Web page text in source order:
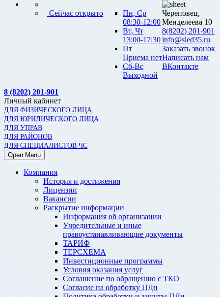
Сейчас открыто
Пн, Ср
08:30-12:00
Вт, Чт
13:00-17:30
Пт
Приема нет
Сб-Вс
Выходной
Череповец,
Менделеева 10
8(8202) 201-901
info@sled35.ru
Заказать звонок
Написать нам
ВКонтакте
8 (8202) 201-901
Личный кабинет
ДЛЯ ФИЗИЧЕСКОГО ЛИЦА
ДЛЯ ЮРИДИЧЕСКОГО ЛИЦА
ДЛЯ УПРАВ
ДЛЯ РАЙОНОВ
ДЛЯ СПЕЦИАЛИСТОВ ЧС
Open Menu
Компания
История и достижения
Лицензии
Вакансии
Раскрытие информации
Информация об организации
Учредительные и иные
правоустанавливающие документы
ТАРИФ
ТЕРСХЕМА
Инвестиционные программы
Условия оказания услуг
Соглашение по обращению с ТКО
Согласие на обработку ПДн